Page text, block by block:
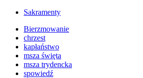
Sakramenty
Bierzmowanie
chrzest
kapłaństwo
msza święta
msza trydencka
spowiedź